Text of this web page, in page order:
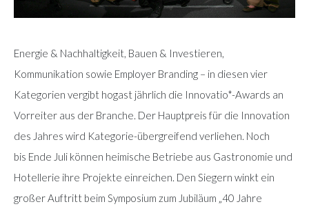
Energie & Nachhaltigkeit, Bauen & Investieren,
Kommunikation sowie Employer Branding – in diesen vier
Kategorien vergibt hogast jährlich die Innovatio*-Awards an
Vorreiter aus der Branche. Der Hauptpreis für die Innovation
des Jahres wird Kategorie-übergreifend verliehen. Noch
bis Ende Juli können heimische Betriebe aus Gastronomie und
Hotellerie ihre Projekte einreichen. Den Siegern winkt ein
großer Auftritt beim Symposium zum Jubiläum „40 Jahre